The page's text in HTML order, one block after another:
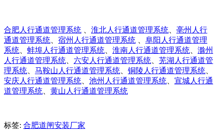
合肥人行通道管理系统 淮北人行通道管理系统
亳州人行
通道管理系统
宿州人行通道管理系统
阜阳人行通道管理
系统
蚌埠人行通道管理系统 淮南人行通道管理系统
滁州
人行通道管理系统
六安人行通道管理系统
芜湖人行通道管
理系统
马鞍山人行通道管理系统 铜陵人行通道管理系统
安庆人行通道管理系统
池州人行通道管理系统
宣城人行通
道管理系统
黄山人行通道管理系统
标签: 合肥道闸安装厂家